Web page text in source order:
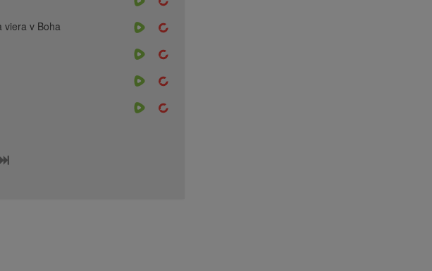
viera v Boha